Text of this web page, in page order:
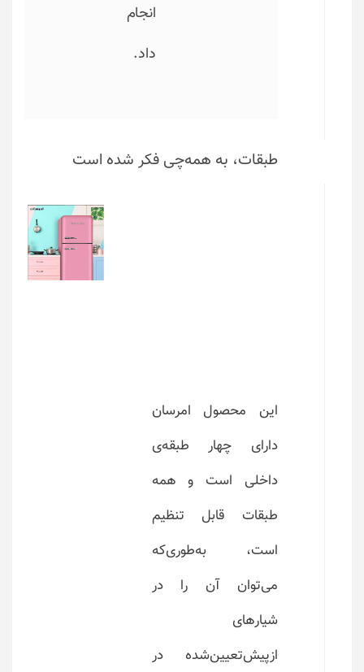
انجام
داد.
طبقات، به همه‌چی فکر شده است
این محصول امرسان
دارای چهار طبقه‌ی
داخلی است و همه
طبقات قابل تنظیم
است، به‌طوری‌که
می‌توان آن‌ را در
شیارهای
ازپیش‌تعیین‌شده در